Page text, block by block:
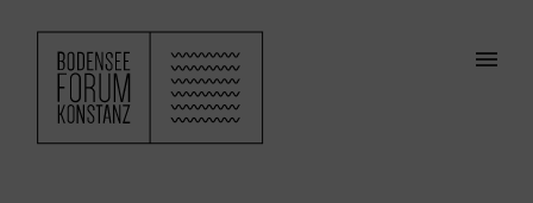
ZUM HAUPTINHALT SPRINGEN